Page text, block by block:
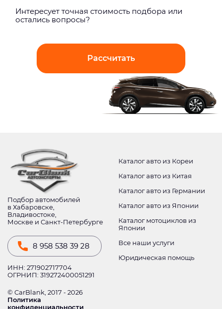
Интерeсует точная стоимость подбора или
остались вопросы?
Рассчитать
Подбор автомобилей
в Хабаровске,
Владивостоке,
Москве и Санкт-Петербурге
8 958 538 39 28
ИНН: 271902717704
ОГРНИП: 319272400051291
© CarBlank, 2017 - 2026
Политика
конфиденциальности
Каталог авто из Кореи
Каталог авто из Китая
Каталог авто из Германии
Каталог авто из Японии
Каталог мотоциклов из
Японии
Все наши услуги
Юридическая помощь